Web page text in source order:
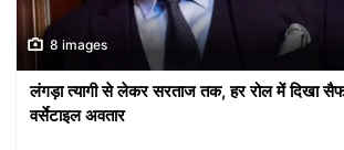
8 images
लंगड़ा त्यागी से लेकर सरताज तक, हर रोल में दिखा
वर्सेटाइल अवतार